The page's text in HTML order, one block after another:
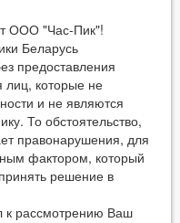
ООО "Час-Пик"!
Беларусь
предоставления
лиц, которые не
и не являются
То обстоятельство,
правонарушения, для
фактором, который
решение в
к рассмотрению Ваш